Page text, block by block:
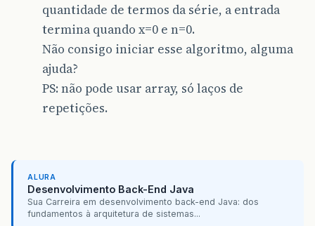
quantidade de termos da série, a entrada
termina quando x=0 e n=0.
Não consigo iniciar esse algoritmo, alguma
ajuda?
PS: não pode usar array, só laços de
repetições.
ALURA
Desenvolvimento Back-End Java
Sua Carreira em desenvolvimento back-end Java: dos
fundamentos à arquitetura de sistemas...